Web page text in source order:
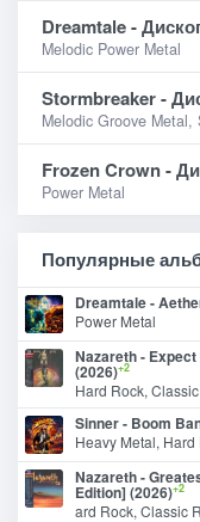
Dreamtale -
Melodic Power Metal
Stormbreaker -
Melodic Groove Metal,
Frozen Crown -
Power Metal
Популярные
Dreamtale -
Power Metal
Nazareth -
(2026)+2
Hard Rock,
Sinner - Boom
Heavy Metal, Hard
Nazareth -
Edition] (2026)+2
ard Rock, Classic